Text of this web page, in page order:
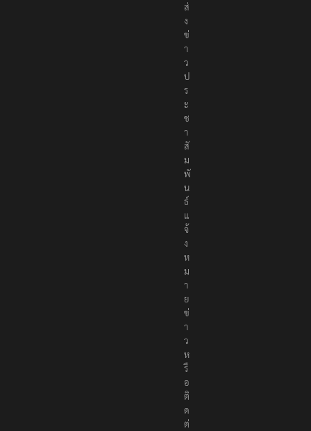
ส่
ง
ข่
า
ว
ป
ร
ะ
ช
า
สั
ม
พั
น
ธ์
แ
จ้
ง
ห
ม
า
ย
ข่
า
ว
ห
รื
อ
ติ
ด
ต่